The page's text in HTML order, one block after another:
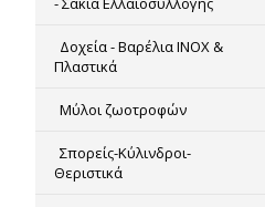
Δοχεία - Βαρέλια INOX &
Πλαστικά
Μύλοι ζωοτροφών
Σπορείς-Κύλινδροι-
Θεριστικά